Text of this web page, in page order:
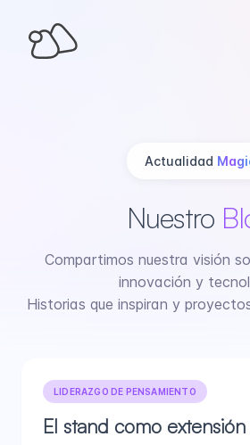
Actualidad
Nuestro
Compartimos nuestra visión
innovación y
Historias que inspiran y
LIDERAZGO DE PENSAMIENTO
El stand como